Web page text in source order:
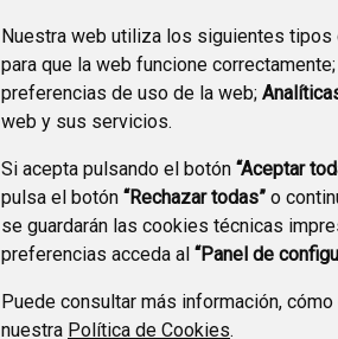
Nuestra web utiliza los siguientes tipos
para que la web funcione correctamente;
preferencias de uso de la web;
web y sus servicios.
Si acepta pulsando el botón “Aceptar
pulsa el botón “Rechazar todas” o
se guardarán las cookies técnicas
preferencias acceda al “Panel de
Puede consultar más información,
nuestra Política de Cookies.
CANAL YOUTUBE
PREGUNTAS
FRECUENTES